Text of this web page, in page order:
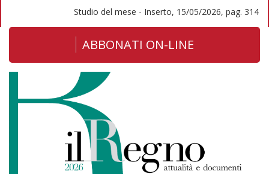
Studio del mese - Inserto, 15/05/2026, pag. 314
ABBONATI ON-LINE